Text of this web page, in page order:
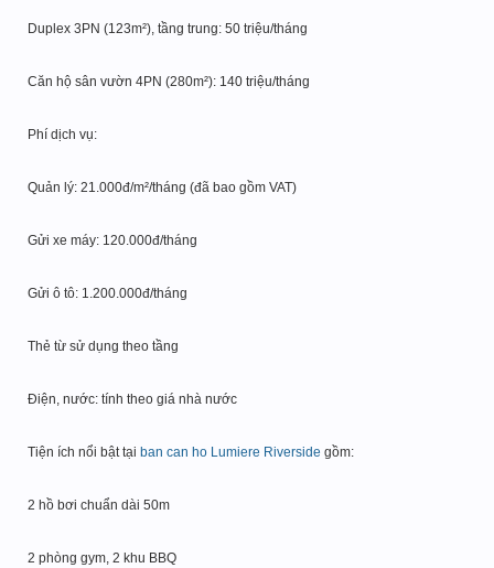
Duplex 3PN (123m²), tầng trung: 50 triệu/tháng
Căn hộ sân vườn 4PN (280m²): 140 triệu/tháng
Phí dịch vụ:
Quản lý: 21.000đ/m²/tháng (đã bao gồm VAT)
Gửi xe máy: 120.000đ/tháng
Gửi ô tô: 1.200.000đ/tháng
Thẻ từ sử dụng theo tầng
Điện, nước: tính theo giá nhà nước
Tiện ích nổi bật tại ban can ho Lumiere Riverside gồm:
2 hồ bơi chuẩn dài 50m
2 phòng gym, 2 khu BBQ